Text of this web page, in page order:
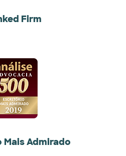
Firm
Admirado